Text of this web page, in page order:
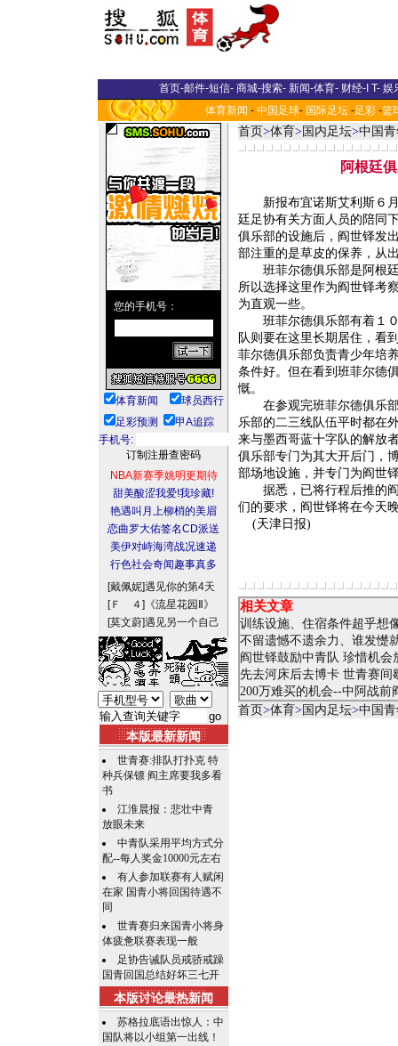
首页-邮件-短信- 商城-搜索- 新闻-体育- 财经-I T- 娱
体育新闻 - 中国足球- 国际足坛 -足彩 -篮
体育新闻
球员西行
足彩预测
甲A追踪
手机号:
NBA新赛季姚明更期待
甜美酸涩我爱!我珍藏!
艳遇叫月上柳梢的美眉
恋曲罗大佑签名CD派送
美伊对峙海湾战况速递
行色社会奇闻趣事真多
[戴佩妮]遇见你的第4天
[Ｆ ４] 《流星花园Ⅱ》
[莫文蔚]遇见另一个自己
本版最新新闻
世青赛:排队打扑克 特
种兵保镖 阎主席要我多看
书
江淮晨报：悲壮中青
放眼未来
中青队采用平均方式分
配--每人奖金10000元左右
有人参加联赛有人赋闲
在家 国青小将回国待遇不
同
世青赛归来国青小将身
体疲惫联赛表现一般
足协告诫队员戒骄戒躁
国青回国总结好坏三七开
本版讨论最热新闻
苏格拉底语出惊人：中
国队将以小组第一出线！
首页>体育> 国内足坛>中国
阿根廷
新报布宜诺斯艾利斯６月
廷足协有关方面人员的陪同
俱乐部的设施后，阎世铎发
部注重的是草皮的保养，从
班菲尔德俱乐部是阿根廷
所以选择这里作为阎世铎考
为直观一些。
班菲尔德俱乐部有着１０
队则要在这里长期居住，看
菲尔德俱乐部负责青少年培
条件好。但在看到班菲尔德
慨。
在参观完班菲尔德俱乐部
乐部的二三线队伍平时都在
来与墨西哥蓝十字队的解放
俱乐部专门为其大开后门，
部场地设施，并专门为阎世
据悉，已将行程后推的阎
们的要求，阎世铎将在今天
(天津日报)
相关文章
训练设施、住宿条件超乎想
不留遗憾不遗余力、谁发憷
阎世铎鼓励中青队 珍惜机会
先去河床后去博卡 世青赛间
200万难买的机会--中阿战前
首页>体育> 国内足坛>中国